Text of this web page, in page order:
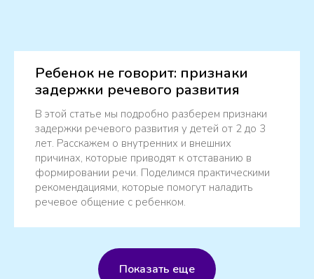
Ребенок не говорит: признаки
задержки речевого развития
В этой статье мы подробно разберем признаки
задержки речевого развития у детей от 2 до 3
лет. Расскажем о внутренних и внешних
причинах, которые приводят к отставанию в
формировании речи. Поделимся практическими
рекомендациями, которые помогут наладить
речевое общение с ребенком.
Показать еще